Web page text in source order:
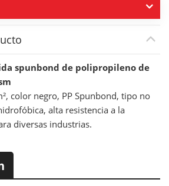
spunbond de polipropileno de
color negro, PP Spunbond, tipo no
alta resistencia a la
diversas industrias.